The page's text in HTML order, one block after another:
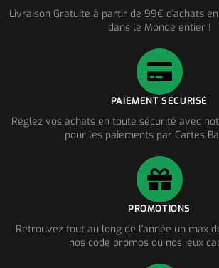
Livraison Gratuite à partir de 99€ d'achats
dans le Monde entier !
PAIEMENT SÉCURISÉ
Réglez vos achats en toute sécurité avec
pour les paiements par Cartes
PROMOTIONS
Retrouvez tout au long de l'année un max
nos code promos ou nos jeux